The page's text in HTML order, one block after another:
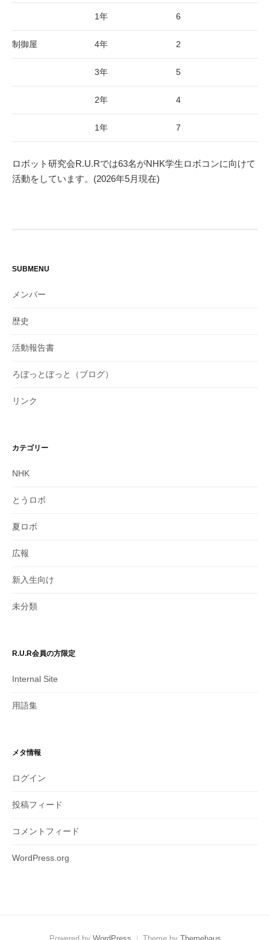
1年 6
制御屋 4年 2
3年 5
2年 4
1年 7
ロボット研究会R.U.Rでは63名がNHK学生ロボコンに向けて
活動をしています。(2026年5月現在)
SUBMENU
メンバー
歴史
活動報告書
ろぼっとぼっと（ブログ）
リンク
カテゴリー
NHK
とうロボ
夏ロボ
広報
新入生向け
未分類
R.U.R会員の方限定
Internal Site
用語集
メタ情報
ログイン
投稿フィード
コメントフィード
WordPress.org